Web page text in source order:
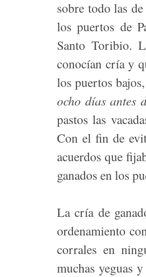
sobre todo las
los puertos de
Santo Toribio.
conocían cría y
los puertos
ocho días antes
pastos las
Con el fin de
acuerdos que
ganados en los
La cría de
ordenamiento
corrales en
muchas yeguas